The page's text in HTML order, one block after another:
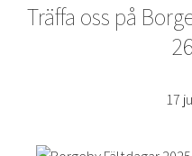
Träffa oss på
17